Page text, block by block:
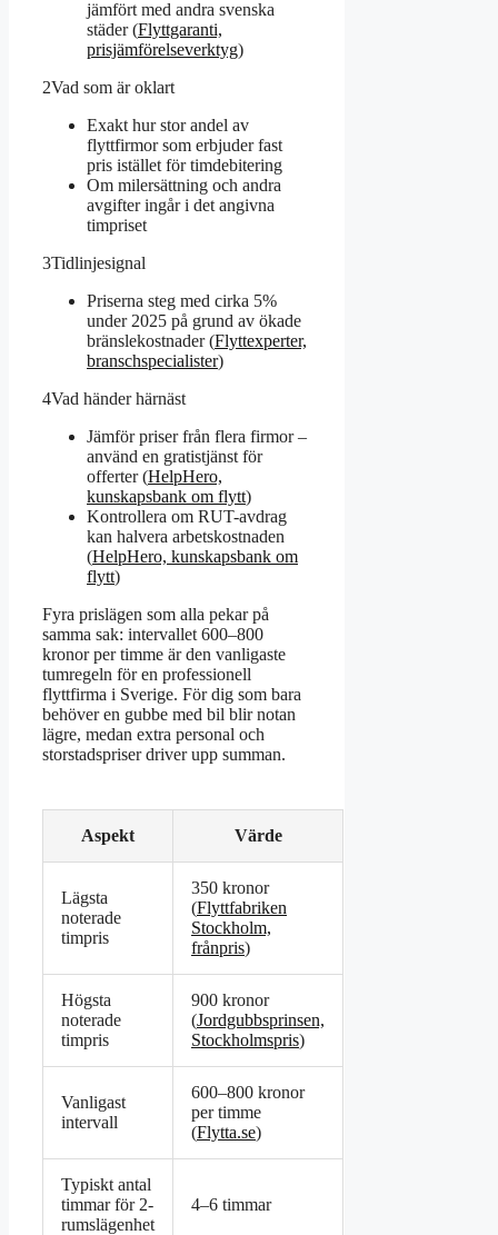
jämfört med andra svenska
städer (Flyttgaranti,
prisjämförelseverktyg)
2Vad som är oklart
Exakt hur stor andel av
flyttfirmor som erbjuder fast
pris istället för timdebitering
Om milersättning och andra
avgifter ingår i det angivna
timpriset
3Tidlinjesignal
Priserna steg med cirka 5%
under 2025 på grund av ökade
bränslekostnader (Flyttexperter,
branschspecialister)
4Vad händer härnäst
Jämför priser från flera firmor –
använd en gratistjänst för
offerter (HelpHero,
kunskapsbank om flytt)
Kontrollera om RUT-avdrag
kan halvera arbetskostnaden
(HelpHero, kunskapsbank om
flytt)
Fyra prislägen som alla pekar på
samma sak: intervallet 600–800
kronor per timme är den vanligaste
tumregeln för en professionell
flyttfirma i Sverige. För dig som bara
behöver en gubbe med bil blir notan
lägre, medan extra personal och
storstadspriser driver upp summan.
Aspekt Värde
Lägsta
noterade
timpris
350 kronor
(Flyttfabriken
Stockholm,
frånpris)
Högsta
noterade
timpris
900 kronor
(Jordgubbsprinsen,
Stockholmspris)
Vanligast
intervall
600–800 kronor
per timme
(Flytta.se)
Typiskt antal
timmar för 2-
rumslägenhet
4–6 timmar